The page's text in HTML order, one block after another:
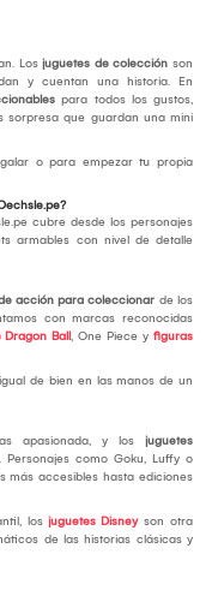
Los juguetes de colección son
y cuentan una historia. En
para todos los gustos,
sorpresa que guardan una mini
o para empezar tu propia
cubre desde los personajes
armables con nivel de detalle
acción para coleccionar de los
con marcas reconocidas
Dragon Ball, One Piece y figuras
de bien en las manos de un
apasionada, y los juguetes
como Goku, Luffy o
más accesibles hasta ediciones
los juguetes Disneyson otra
de las historias clásicas y